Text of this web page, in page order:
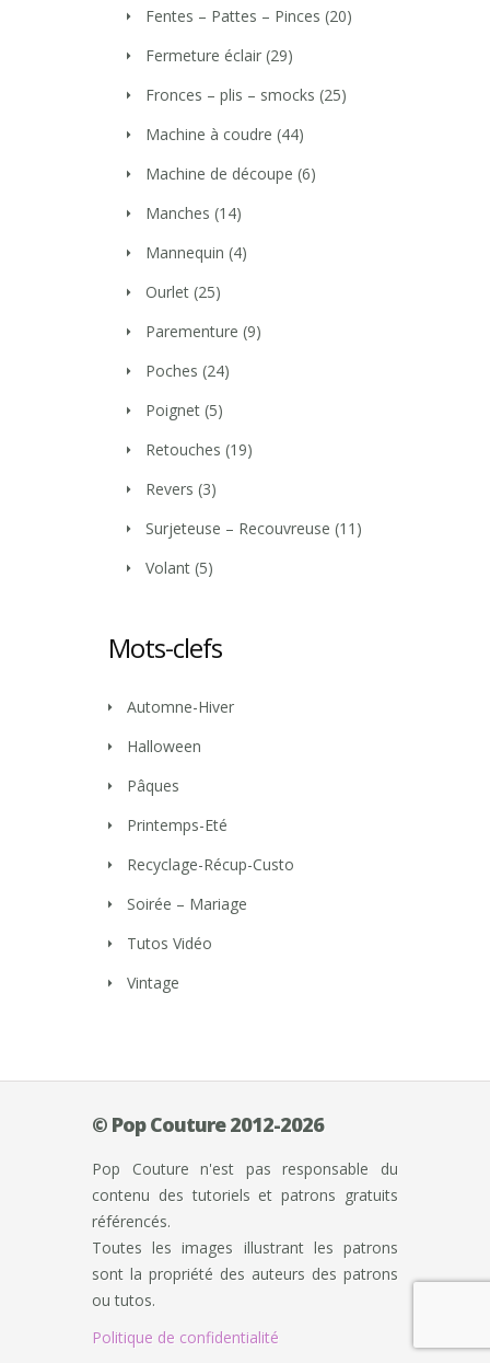
Fentes – Pattes – Pinces (20)
Fermeture éclair (29)
Fronces – plis – smocks (25)
Machine à coudre (44)
Machine de découpe (6)
Manches (14)
Mannequin (4)
Ourlet (25)
Parementure (9)
Poches (24)
Poignet (5)
Retouches (19)
Revers (3)
Surjeteuse – Recouvreuse (11)
Volant (5)
Mots-clefs
Automne-Hiver
Halloween
Pâques
Printemps-Eté
Recyclage-Récup-Custo
Soirée – Mariage
Tutos Vidéo
Vintage
© Pop Couture 2012-2026
Pop Couture n'est pas responsable du
contenu des tutoriels et patrons gratuits
référencés.
Toutes les images illustrant les patrons
sont la propriété des auteurs des patrons
ou tutos.
Politique de confidentialité